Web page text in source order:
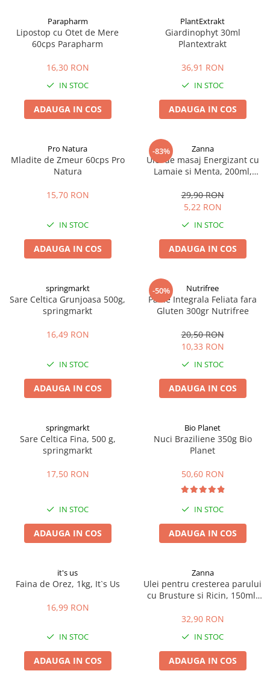
Sanatatea ochilor
Hepato-biliare
Glanda tiroida
Probleme renale
Prostata, urologie
Sistemul osos
Produse naturiste
Antiinflamator
Antitumorale
Articulatii sanatoase
Cardiovasculare
Imunitate
Memorie
Produse sanatate sexuala
Produse pentru Ea
Produse pentru sportivi
Suplimente fitness
Batoane proteice
Pentru antrenament
Mama si copilul
Sarcina si alaptare
Indulcitori
Miere
Bomboane
Gume de mestecat
Siropuri, gemuri
Ciocolata
Miere Manuka
Mancare sanatoasa
Leguminoase
Uleiuri alimentare
Ulei CBD
Produse instant
Atelierul de cafea si ceaiuri
Ceaiuri simple
Ceaiuri medicinale compuse
Ceaiuri Maté
Cafea verde
Alte produse din Cocos
Geluri de dus naturale
Vopsele
Produse de uz casnic
Produse pentru bucatarie
Produse igienizare
Deodorante
Igiena orala
Protectie antivirala
Sare de baie
Detergenti Bio
Parapharm
Lipostop cu Otet de Mere
60cps Parapharm
16,30 RON
IN STOC
ADAUGA IN COS
PlantExtrakt
Giardinophyt 30ml
Plantextrakt
36,91 RON
IN STOC
ADAUGA IN COS
Pro Natura
Mladite de Zmeur 60cps Pro
Natura
15,70 RON
IN STOC
ADAUGA IN COS
-83% Zanna
Ulei de masaj Energizant cu
Lamaie si Menta, 200ml,
29,90 RON
5,22 RON
IN STOC
ADAUGA IN COS
springmarkt
Sare Celtica Grunjoasa 500g,
springmarkt
16,49 RON
IN STOC
ADAUGA IN COS
-50% Nutrifree
Paine Integrala Feliata fara
Gluten 300gr Nutrifree
20,50 RON
10,33 RON
IN STOC
ADAUGA IN COS
springmarkt
Sare Celtica Fina, 500 g,
springmarkt
17,50 RON
IN STOC
ADAUGA IN COS
Bio Planet
Nuci Braziliene 350g Bio
Planet
50,60 RON
IN STOC
ADAUGA IN COS
it's us
Faina de Orez, 1kg, It`s Us
16,99 RON
IN STOC
ADAUGA IN COS
Zanna
Ulei pentru cresterea parului
cu Brusture si Ricin, 150ml,
32,90 RON
IN STOC
ADAUGA IN COS